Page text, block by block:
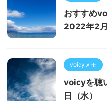
おすすめ
2022年2
voicyメモ
voicyを聴
日（水）